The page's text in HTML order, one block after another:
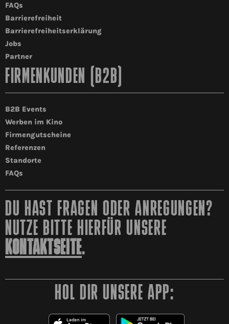
FAQs
Barrierefreiheit
Barrierefreiheitserklärung
Jobs
Partner
FIRMENKUNDEN (B2B)
B2B Events
Werben im Kino
Firmengutscheine
Referenzen
Standorte
FAQs
DU HAST FRAGEN ODER ANREGUNGEN?
NUTZE BITTE HIERFÜR UNSERE
KONTAKTSEITE.
HOL DIR UNSERE APP: